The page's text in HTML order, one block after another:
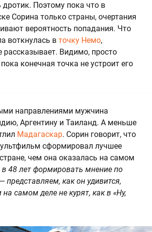
Поэтому пока что в
Сорина только страны, очертания
вероятность попадания. Что
воткнулась в точку Немо,
рассказывает. Видимо, просто
конечная точка не устроит его
направлениями мужчина
Аргентину и Таиланд. А меньше
Мадагаскар. Сорин говорит, что
сформировал лучшее
чем она оказалась на самом
в 48 лет формировать мнение по
как он удивится,
на самом деле не курят, как в «Ну,